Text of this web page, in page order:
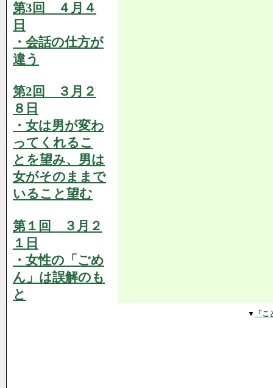
第3回 ４月４
日
・会話の仕方が
違う
第2回 ３月２
８日
・女は男が変わ
ってくれるこ
とを望み、男は
女がそのままで
いること望む
第１回 ３月２
１日
・女性の「ごめ
ん」は誤解のも
と
▼ 「